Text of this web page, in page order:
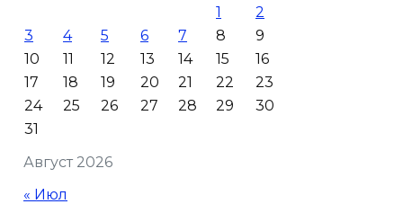
В Таганроге из-за аварии
отключили свет на четырех
улицах
07 августа 2026 18:42
2000 жителей бесплатно
осваивают новые профессии
Август 2026
1
2
3
4 5 6 7 8
9
10
11 12 13 14 15
16
17
18 19 20 21 22
23
24
25 26 27 28 29
30
31
« Июл